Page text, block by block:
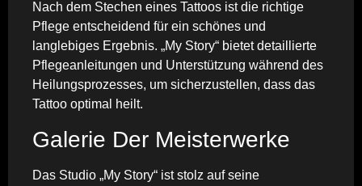
Nach dem Stechen eines Tattoos ist die richtige
Pflege entscheidend für ein schönes und
langlebiges Ergebnis. „My Story“ bietet detaillierte
Pflegeanleitungen und Unterstützung während des
Heilungsprozesses, um sicherzustellen, dass das
Tattoo optimal heilt.
Galerie Der Meisterwerke
Das Studio „My Story“ ist stolz auf seine